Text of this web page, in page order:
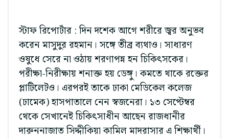
স্টাফ রিপোর্টার : দিন দশেক আগে শরীরে জ্বর অনুভব
করেন মাসুদুর রহমান। সঙ্গে তীব্র ব্যথাও। সাধারণ
ওষুধে সেরে না ওঠায় শরণাপন্ন হন চিকিৎসকের।
পরীক্ষা-নিরীক্ষায় শনাক্ত হয় ডেঙ্গু। কমতে থাকে রক্তের
প্লাটিলেটও। এরপরই তাকে ঢাকা মেডিকেল কলেজ
(ঢামেক) হাসপাতালে নেন স্বজনেরা। ১৩ সেপ্টেম্বর
থেকে সেখানেই চিকিৎসাধীন আছেন রাজধানীর
দারুননাজাত সিদ্দীকিয়া কামিল মাদরাসার এ শিক্ষার্থী।